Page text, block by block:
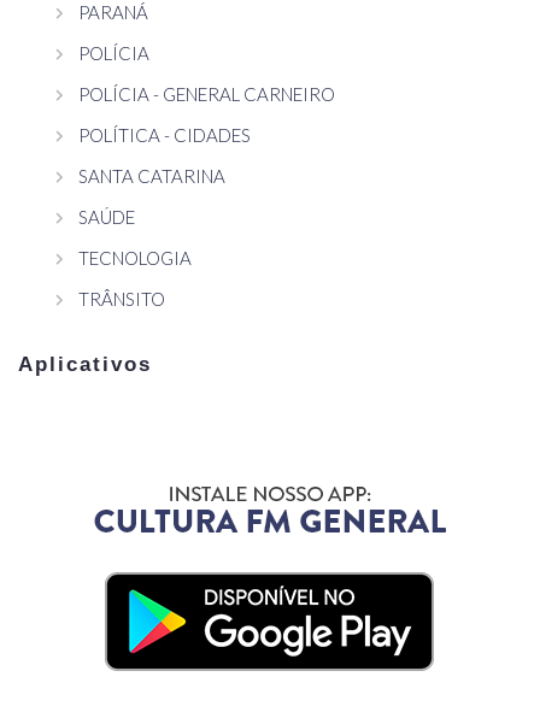
PARANÁ
POLÍCIA
POLÍCIA - GENERAL CARNEIRO
POLÍTICA - CIDADES
SANTA CATARINA
SAÚDE
TECNOLOGIA
TRÂNSITO
Aplicativos